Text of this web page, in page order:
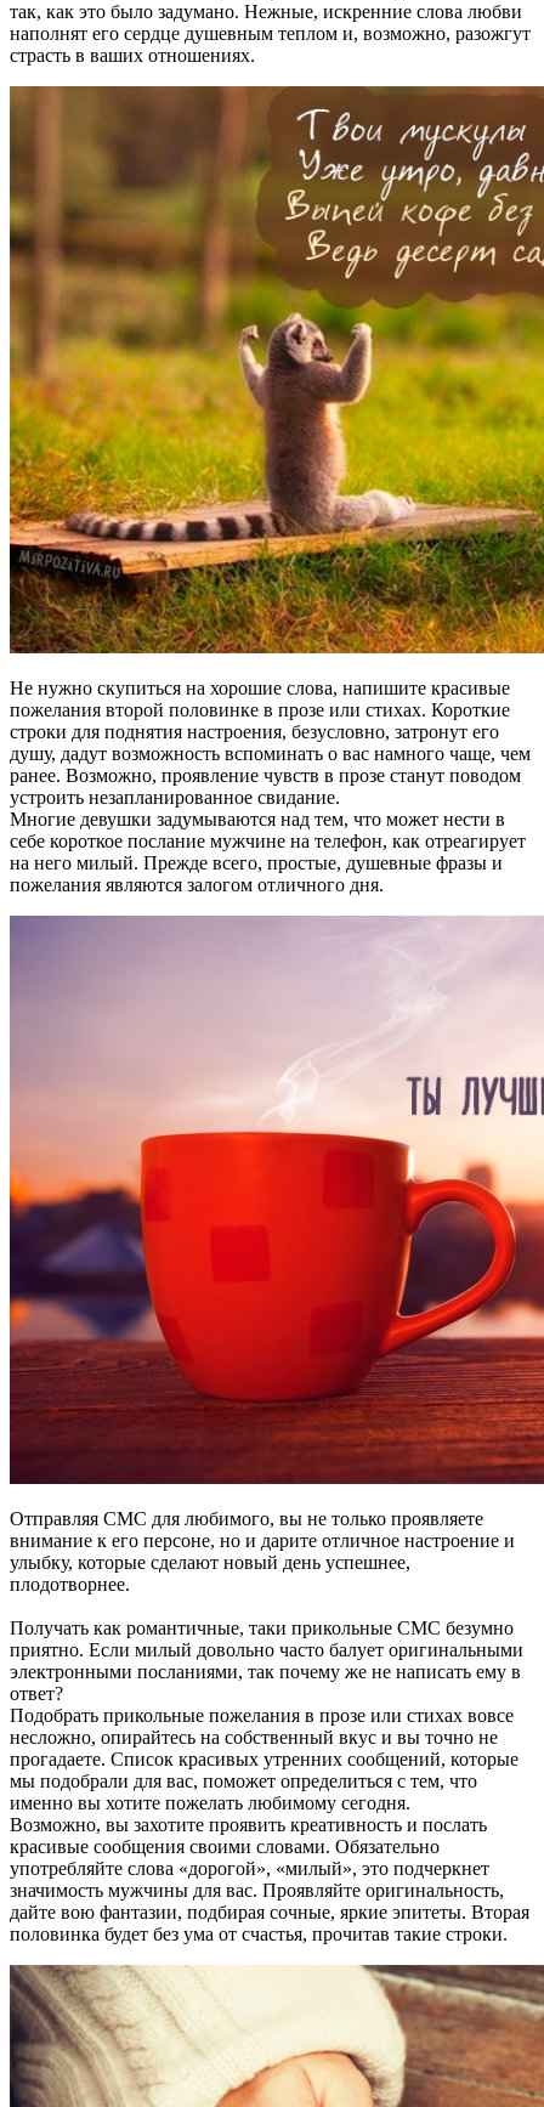
так, как это было задумано. Нежные, искренние слова любви
наполнят его сердце душевным теплом и, возможно, разожгут
страсть в ваших отношениях.
Не нужно скупиться на хорошие слова, напишите красивые
пожелания второй половинке в прозе или стихах. Короткие
строки для поднятия настроения, безусловно, затронут его
душу, дадут возможность вспоминать о вас намного чаще, чем
ранее. Возможно, проявление чувств в прозе станут поводом
устроить незапланированное свидание.
Многие девушки задумываются над тем, что может нести в
себе короткое послание мужчине на телефон, как отреагирует
на него милый. Прежде всего, простые, душевные фразы и
пожелания являются залогом отличного дня.
Отправляя СМС для любимого, вы не только проявляете
внимание к его персоне, но и дарите отличное настроение и
улыбку, которые сделают новый день успешнее,
плодотворнее.
Получать как романтичные, таки прикольные СМС безумно
приятно. Если милый довольно часто балует оригинальными
электронными посланиями, так почему же не написать ему в
ответ?
Подобрать прикольные пожелания в прозе или стихах вовсе
несложно, опирайтесь на собственный вкус и вы точно не
прогадаете. Список красивых утренних сообщений, которые
мы подобрали для вас, поможет определиться с тем, что
именно вы хотите пожелать любимому сегодня.
Возможно, вы захотите проявить креативность и послать
красивые сообщения своими словами. Обязательно
употребляйте слова «дорогой», «милый», это подчеркнет
значимость мужчины для вас. Проявляйте оригинальность,
дайте вою фантазии, подбирая сочные, яркие эпитеты. Вторая
половинка будет без ума от счастья, прочитав такие строки.